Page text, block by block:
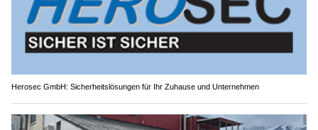
Herosec GmbH: Sicherheitslösungen für Ihr Zuhause und Unternehmen